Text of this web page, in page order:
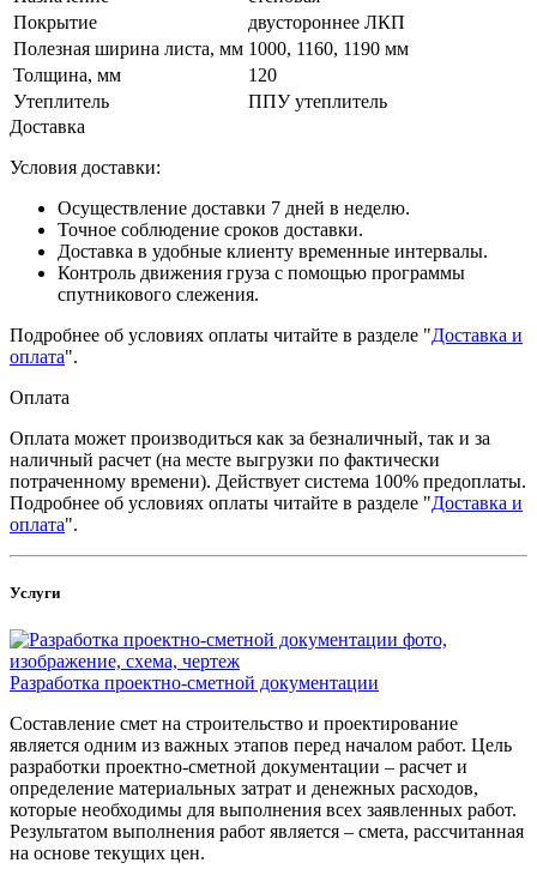
Покрытие
двустороннее ЛКП
Полезная ширина листа, мм 1000, 1160, 1190 мм
Толщина, мм
120
Утеплитель
ППУ утеплитель
Доставка
Условия доставки:
Осуществление доставки 7 дней в неделю.
Точное соблюдение сроков доставки.
Доставка в удобные клиенту временные интервалы.
Контроль движения груза с помощью программы
спутникового слежения.
Подробнее об условиях оплаты читайте в разделе "Доставка и
оплата".
Оплата
Оплата может производиться как за безналичный, так и за
наличный расчет (на месте выгрузки по фактически
потраченному времени). Действует система 100% предоплаты.
Подробнее об условиях оплаты читайте в разделе "Доставка и
оплата".
Услуги
Разработка проектно-сметной документации
Составление смет на строительство и проектирование
является одним из важных этапов перед началом работ. Цель
разработки проектно-сметной документации – расчет и
определение материальных затрат и денежных расходов,
которые необходимы для выполнения всех заявленных работ.
Результатом выполнения работ является – смета, рассчитанная
на основе текущих цен.